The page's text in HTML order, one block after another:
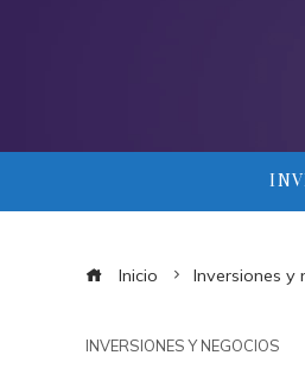
Inicio Inversiones y
INVERSIONES Y NEGOCIOS